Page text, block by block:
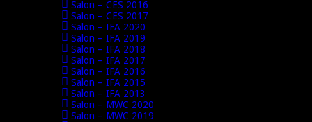
Salon – CES 2016
Salon – CES 2017
Salon – IFA 2020
Salon – IFA 2019
Salon – IFA 2018
Salon – IFA 2017
Salon – IFA 2016
Salon – IFA 2015
Salon – IFA 2013
Salon – MWC 2020
Salon – MWC 2019